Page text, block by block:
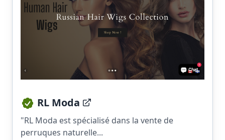
RL Moda
"RL Moda est spécialisé dans la vente de
perruques naturelle...